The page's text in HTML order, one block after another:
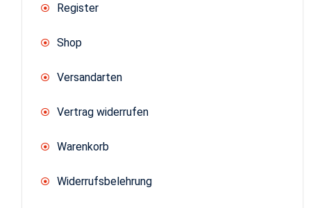
Register
Shop
Versandarten
Vertrag widerrufen
Warenkorb
Widerrufsbelehrung